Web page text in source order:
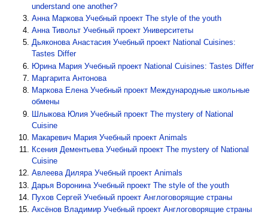
understand one another?
Анна Маркова Учебный проект The style of the youth
Анна Тивольт Учебный проект Университеты
Дьяконова Анастасия Учебный проект National Cuisines:
Tastes Differ
Юрина Мария Учебный проект National Cuisines: Tastes Differ
Маргарита Антонова
Маркова Елена Учебный проект Международные школьные
обмены
Шлыкова Юлия Учебный проект The mystery of National
Cuisine
Макаревич Мария Учебный проект Animals
Ксения Дементьева Учебный проект The mystery of National
Cuisine
Авлеева Диляра Учебный проект Animals
Дарья Воронина Учебный проект The style of the youth
Пухов Сергей Учебный проект Англоговорящие страны
Аксёнов Владимир Учебный проект Англоговорящие страны